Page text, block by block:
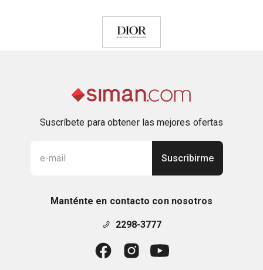
cascada, el perfume sin alcohol para hombre
Sauvage Eau Forte se revela entre frescor e
intensidad. Una fórmula acuosa se mezcla con
Reforzada por el frescor del agua que viene a
"colmar" los ingredientes, la estela de esta
fragancia para hombre se trabaja en torno a notas
de especias frías, de lavanda blanqueada y de
maderas almizcladas. Sauvage Eau Forte, el
poder del agua.
- Notas de corazón:
Notas amaderadas y almizcladas
Suscríbete para obtener las mejores ofertas
Suscribirme
Manténte en contacto con nosotros
2298-3777